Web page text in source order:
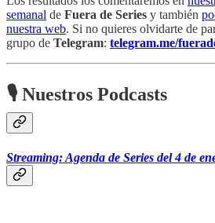
semanal de Fuera de Series y también
nuestra web. Si no quieres olvidarte de
grupo de Telegram: telegram.me/
🎙 Nuestros Podcasts
Streaming: Agenda de Series del 4 de